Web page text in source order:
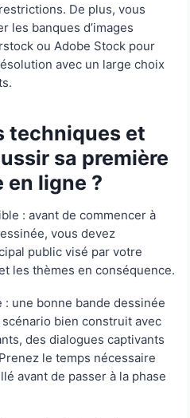
De plus, vous
les banques d’images
ou Adobe Stock pour
avec un large choix
techniques et
sa première
en ligne ?
: avant de commencer à
vous devez
public visé par votre
les thèmes en conséquence.
une bonne bande dessinée
bien construit avec
des dialogues captivants
le temps nécessaire
avant de passer à la phase